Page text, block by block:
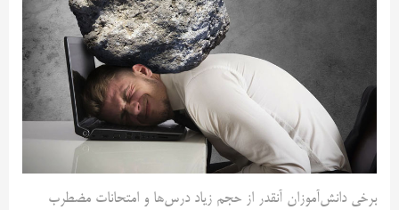
برخی دانش‌آموزان آنقدر از حجم زیاد درس‌ها و امتحانات مضطرب